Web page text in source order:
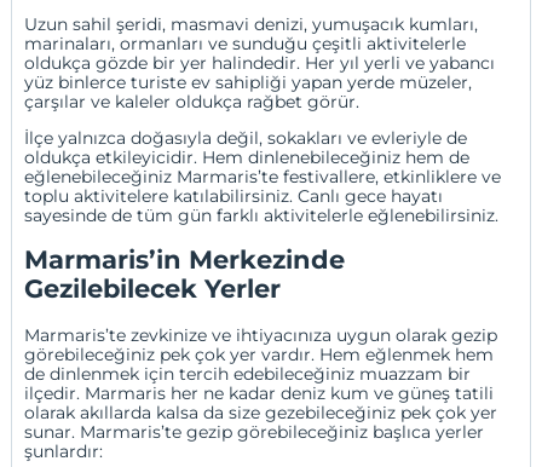
Uzun sahil şeridi, masmavi denizi, yumuşacık kumları,
marinaları, ormanları ve sunduğu çeşitli aktivitelerle
oldukça gözde bir yer halindedir. Her yıl yerli ve yabancı
yüz binlerce turiste ev sahipliği yapan yerde müzeler,
çarşılar ve kaleler oldukça rağbet görür.
İlçe yalnızca doğasıyla değil, sokakları ve evleriyle de
oldukça etkileyicidir. Hem dinlenebileceğiniz hem de
eğlenebileceğiniz Marmaris’te festivallere, etkinliklere ve
toplu aktivitelere katılabilirsiniz. Canlı gece hayatı
sayesinde de tüm gün farklı aktivitelerle eğlenebilirsiniz.
Marmaris’in Merkezinde
Gezilebilecek Yerler
Marmaris’te zevkinize ve ihtiyacınıza uygun olarak gezip
görebileceğiniz pek çok yer vardır. Hem eğlenmek hem
de dinlenmek için tercih edebileceğiniz muazzam bir
ilçedir. Marmaris her ne kadar deniz kum ve güneş tatili
olarak akıllarda kalsa da size gezebileceğiniz pek çok yer
sunar. Marmaris’te gezip görebileceğiniz başlıca yerler
şunlardır: